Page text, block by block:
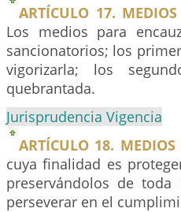
ARTÍCULO 17.
Los medios para
sancionatorios; los
vigorizarla; los
quebrantada.
Jurisprudencia Vigencia
ARTÍCULO 18. MEDIOS
cuya finalidad es
preservándolos de
perseverar en el